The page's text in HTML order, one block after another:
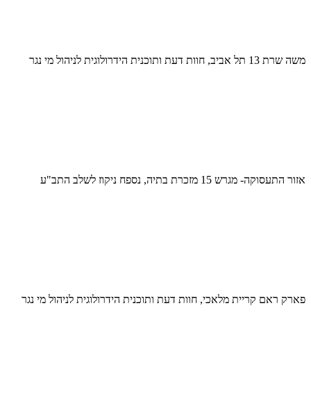
משה שרת 13 תל אביב, חוות דעת ותוכנית הידרולוגית לניהול מי נגר
אזור התעסוקה- מגרש 15 מזכרת בתיה, נספח ניקוז לשלב התב"ע
פארק ראם קריית מלאכי, חוות דעת ותוכנית הידרולוגית לניהול מי נגר